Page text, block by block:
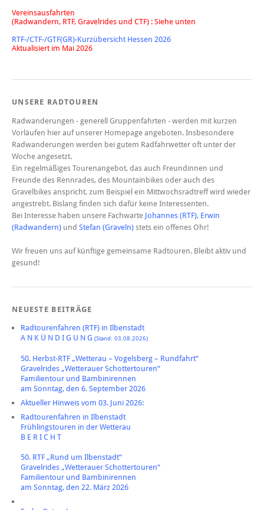
Vereinsausfahrten
(Radwandern, RTF, Gravelrides und CTF) : Siehe unten
RTF-/CTF-/GTF(GR)-Kurzübersicht Hessen 2026
Aktualisiert im Mai 2026
UNSERE RADTOUREN
Radwanderungen - generell Gruppenfahrten - werden mit kurzen
Vorläufen hier auf unserer Homepage angeboten. Insbesondere
Radwanderungen werden bei gutem Radfahrwetter oft unter der
Woche angesetzt.
Ein regelmäßiges Tourenangebot, das auch Freundinnen und
Freunde des Rennrades, des Mountainbikes oder auch des
Gravelbikes anspricht, zum Beispiel ein Mittwochsradtreff wird wieder
angestrebt. Bislang finden sich dafür keine Interessenten.
Bei Interesse haben unsere Fachwarte Johannes (RTF), Erwin
(Radwandern) und Stefan (Graveln) stets ein offenes Ohr!
Wir freuen uns auf künftige gemeinsame Radtouren. Bleibt aktiv und
gesund!
NEUESTE BEITRÄGE
Radtourenfahren (RTF) in Ilbenstadt
A N K Ü N D I G U N G (Stand: 03.08.2026)
50. Herbst-RTF „Wetterau – Vogelsberg – Rundfahrt“
Gravelrides „Wetterauer Schottertouren“
Familientour und Bambinirennen
am Sonntag, den 6. September 2026
Aktueller Hinweis vom 03. Juni 2026:
Radtourenfahren in Ilbenstadt
Frühlingstouren in der Wetterau
B E R I C H T
50. RTF „Rund um Ilbenstadt“
Gravelrides „Wetterauer Schottertouren“
Familientour und Bambinirennen
am Sonntag, den 22. März 2026